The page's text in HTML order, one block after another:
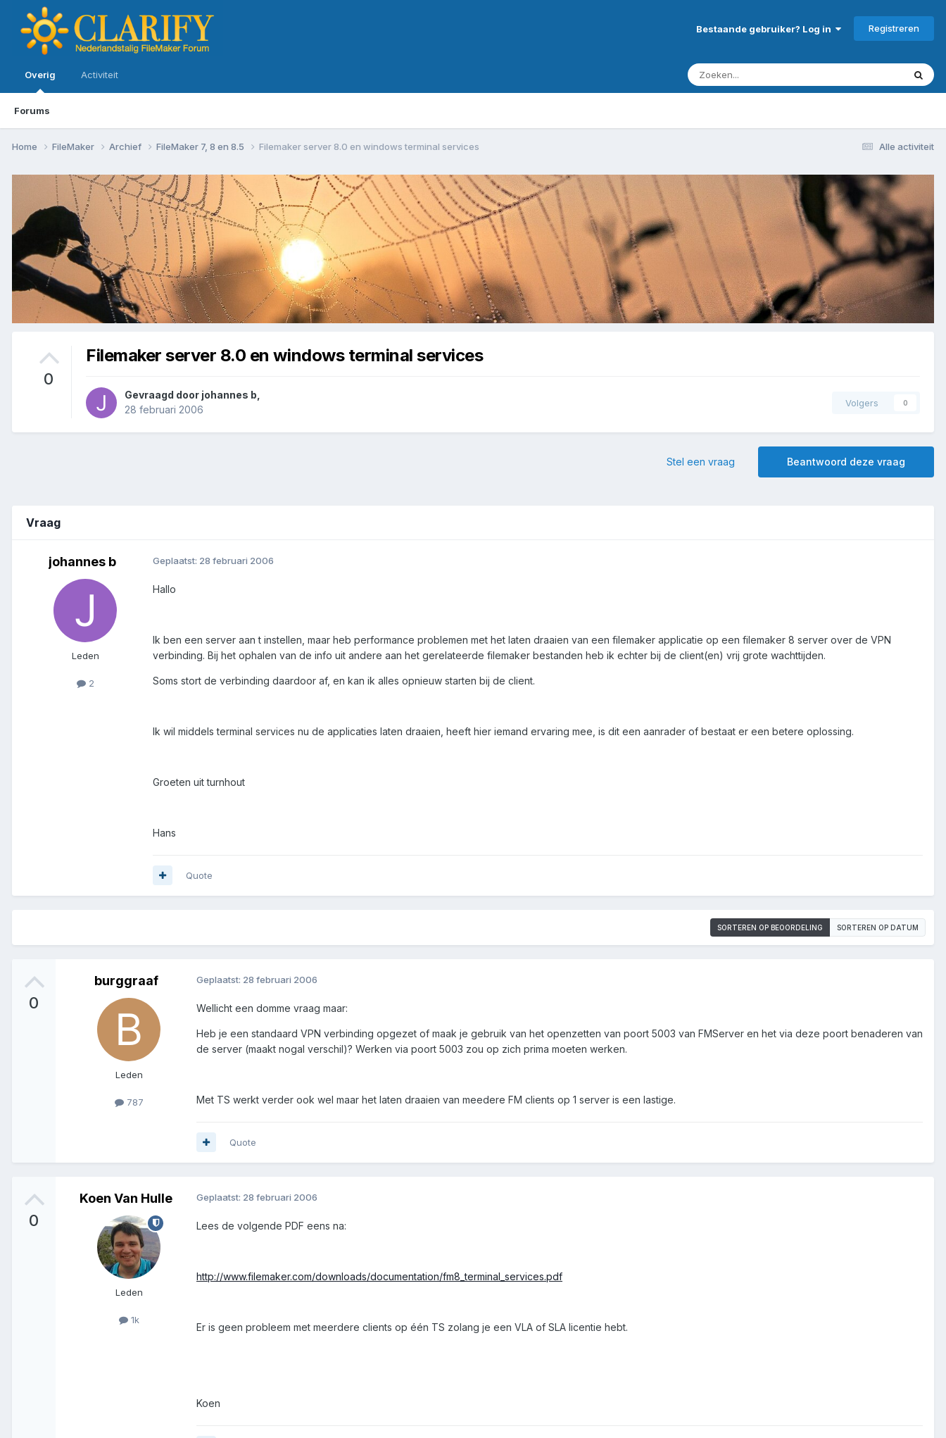
Bestaande gebruiker? Log in Registreren
Overig
Forums
Activiteit
Alle activiteit
Home FileMaker Archief FileMaker 7, 8 en 8.5 Filemaker server 8.0 en windows terminal services
0
Filemaker server 8.0 en windows terminal services
Gevraagd door johannes b
28 februari 2006
Volgers 0
Beantwoord deze vraag
Stel een vraag
Vraag
johannes b
Leden
2
Geplaatst: 28 februari 2006
Hallo
Ik ben een server aan t instellen, maar heb performance problemen met het laten draaien van een filemaker applicatie op een filemaker 8 server over de VPN
verbinding. Bij het ophalen van de info uit andere aan het gerelateerde filemaker bestanden heb ik echter bij de client(en) vrij grote wachttijden.
Soms stort de verbinding daardoor af, en kan ik alles opnieuw starten bij de client.
Ik wil middels terminal services nu de applicaties laten draaien, heeft hier iemand ervaring mee, is dit een aanrader of bestaat er een betere oplossing.
Groeten uit turnhout
Hans
Quote
SORTEREN OP BEOORDELING SORTEREN OP DATUM
0
burggraaf
Leden
787
Geplaatst: 28 februari 2006
Wellicht een domme vraag maar:
Heb je een standaard VPN verbinding opgezet of maak je gebruik van het openzetten van poort 5003 van FMServer en het via deze poort benaderen van
de server (maakt nogal verschil)? Werken via poort 5003 zou op zich prima moeten werken.
Met TS werkt verder ook wel maar het laten draaien van meedere FM clients op 1 server is een lastige.
Quote
0
Koen Van Hulle
Leden
1k
Geplaatst: 28 februari 2006
Lees de volgende PDF eens na:
http://www.filemaker.com/downloads/documentation/fm8_terminal_services.pdf
Er is geen probleem met meerdere clients op één TS zolang je een VLA of SLA licentie hebt.
Koen